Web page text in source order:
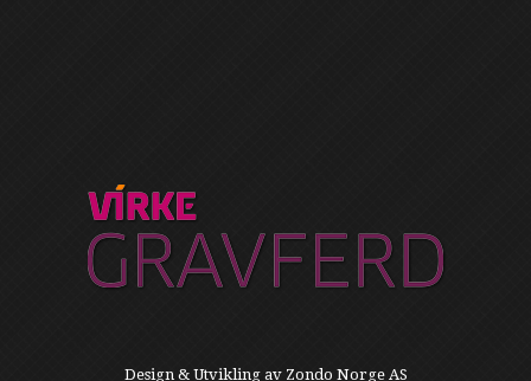
Design & Utvikling av Zondo Norge AS